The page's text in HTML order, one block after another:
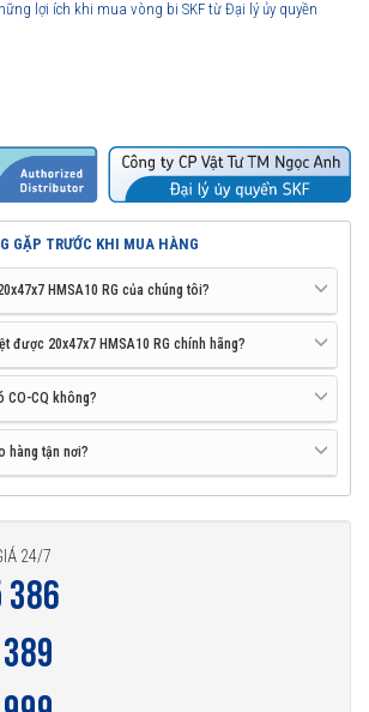
lợi ích khi mua vòng bi SKF từ Đại lý ủy quyền
GẶP TRƯỚC KHI MUA HÀNG
HMSA10 RG của chúng tôi?
được 20x47x7 HMSA10 RG chính hãng?
CO-CQ không?
hàng tận nơi?
24/7
386